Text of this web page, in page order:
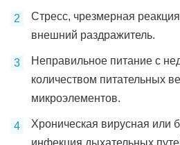
Стресс, чрезмерная
внешний раздражитель.
Неправильное питание с
количеством питательных
микроэлементов.
Хроническая вирусная или
инфекция дыхательных